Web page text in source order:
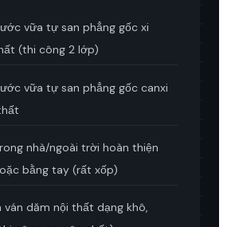
vữa tự san phẳng gốc xi
(thi công 2 lớp)
vữa tự san phẳng gốc canxi
nhà/ngoài trời hoàn thiện
bằng tay (rất xốp)
ván dăm nội thất dạng khô,